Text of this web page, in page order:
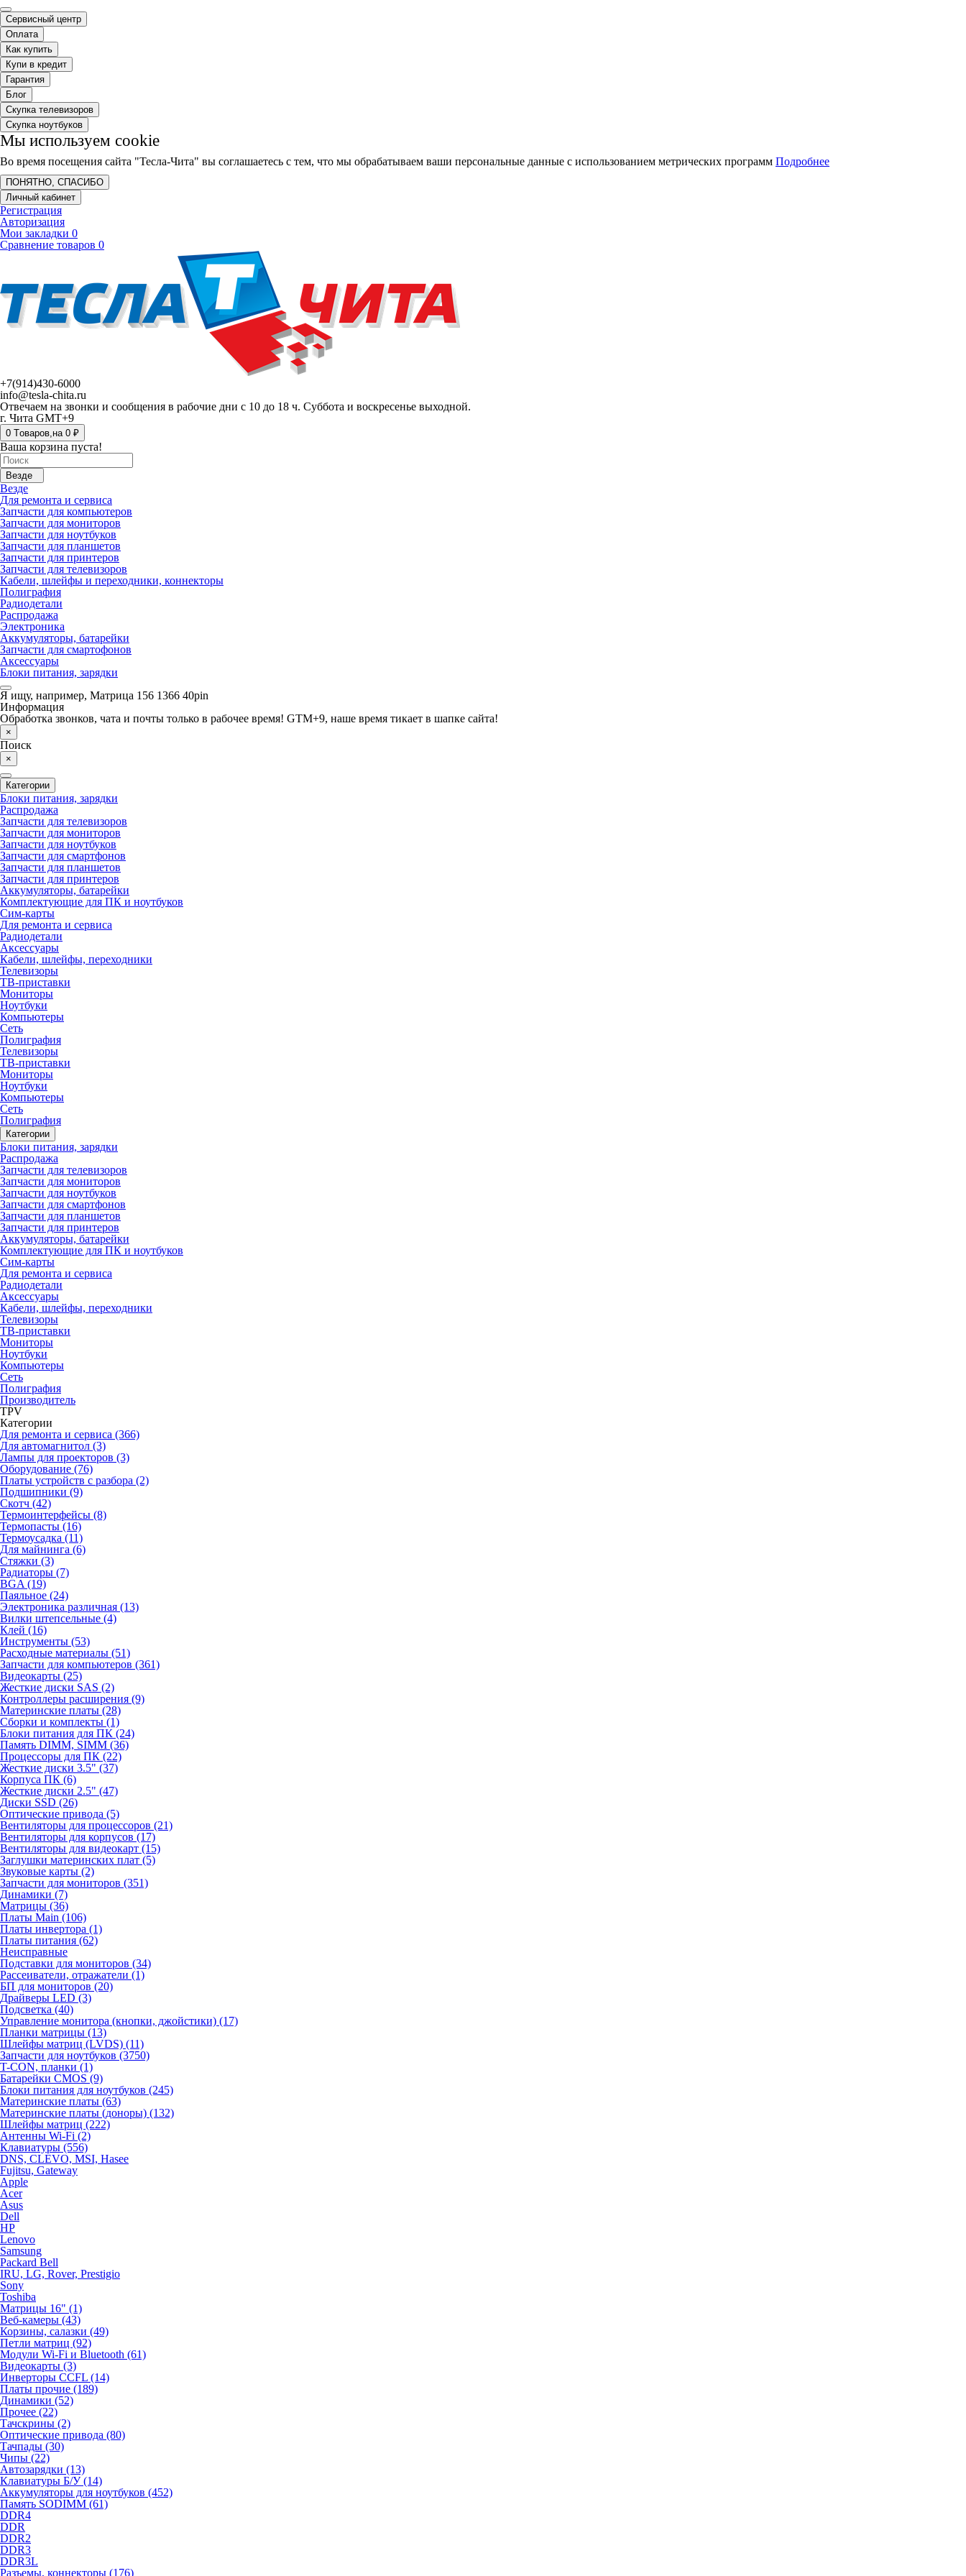
Сервисный центр
Оплата
Как купить
Купи в кредит
Гарантия
Блог
Скупка телевизоров
Скупка ноутбуков
Мы используем cookie
Во время посещения сайта "Тесла-Чита" вы соглашаетесь с тем, что мы обрабатываем ваши персональные данные с использованием метрических программ Подробнее
ПОНЯТНО, СПАСИБО
Личный кабинет
Регистрация
Авторизация
Мои закладки 0
Сравнение товаров 0
+7(914)430-6000
info@tesla-chita.ru
Отвечаем на звонки и сообщения в рабочие дни с 10 до 18 ч. Суббота и воскресенье выходной.
г. Чита GMT+9
0 Tоваров,на 0 ₽
Ваша корзина пуста!
Везде
Везде
Для ремонта и сервиса
Запчасти для компьютеров
Запчасти для мониторов
Запчасти для ноутбуков
Запчасти для планшетов
Запчасти для принтеров
Запчасти для телевизоров
Кабели, шлейфы и переходники, коннекторы
Полиграфия
Радиодетали
Распродажа
Электроника
Аккумуляторы, батарейки
Запчасти для смартофонов
Аксессуары
Блоки питания, зарядки
Я ищу, например, Матрица 156 1366 40pin
Информация
Обработка звонков, чата и почты только в рабочее время! GTM+9, наше время тикает в шапке сайта!
×
Поиск
×
Категории
Блоки питания, зарядки
Распродажа
Запчасти для телевизоров
Запчасти для мониторов
Запчасти для ноутбуков
Запчасти для смартфонов
Запчасти для планшетов
Запчасти для принтеров
Аккумуляторы, батарейки
Комплектующие для ПК и ноутбуков
Сим-карты
Для ремонта и сервиса
Радиодетали
Аксессуары
Кабели, шлейфы, переходники
Телевизоры
ТВ-приставки
Мониторы
Ноутбуки
Компьютеры
Сеть
Полиграфия
Телевизоры
ТВ-приставки
Мониторы
Ноутбуки
Компьютеры
Сеть
Полиграфия
Категории
Блоки питания, зарядки
Распродажа
Запчасти для телевизоров
Запчасти для мониторов
Запчасти для ноутбуков
Запчасти для смартфонов
Запчасти для планшетов
Запчасти для принтеров
Аккумуляторы, батарейки
Комплектующие для ПК и ноутбуков
Сим-карты
Для ремонта и сервиса
Радиодетали
Аксессуары
Кабели, шлейфы, переходники
Телевизоры
ТВ-приставки
Мониторы
Ноутбуки
Компьютеры
Сеть
Полиграфия
Производитель
TPV
Категории
Для ремонта и сервиса (366)
Для автомагнитол (3)
Лампы для проекторов (3)
Оборудование (76)
Платы устройств с разбора (2)
Подшипники (9)
Скотч (42)
Термоинтерфейсы (8)
Термопасты (16)
Термоусадка (11)
Для майнинга (6)
Стяжки (3)
Радиаторы (7)
BGA (19)
Паяльное (24)
Электроника различная (13)
Вилки штепсельные (4)
Клей (16)
Инструменты (53)
Расходные материалы (51)
Запчасти для компьютеров (361)
Видеокарты (25)
Жесткие диски SAS (2)
Контроллеры расширения (9)
Материнские платы (28)
Сборки и комплекты (1)
Блоки питания для ПК (24)
Память DIMM, SIMM (36)
Процессоры для ПК (22)
Жесткие диски 3.5" (37)
Корпуса ПК (6)
Жесткие диски 2.5" (47)
Диски SSD (26)
Оптические привода (5)
Вентиляторы для процессоров (21)
Вентиляторы для корпусов (17)
Вентиляторы для видеокарт (15)
Заглушки материнских плат (5)
Звуковые карты (2)
Запчасти для мониторов (351)
Динамики (7)
Матрицы (36)
Платы Main (106)
Платы инвертора (1)
Платы питания (62)
Неисправные
Подставки для мониторов (34)
Рассеиватели, отражатели (1)
БП для мониторов (20)
Драйверы LED (3)
Подсветка (40)
Управление монитора (кнопки, джойстики) (17)
Планки матрицы (13)
Шлейфы матриц (LVDS) (11)
Запчасти для ноутбуков (3750)
T-CON, планки (1)
Батарейки CMOS (9)
Блоки питания для ноутбуков (245)
Материнские платы (63)
Материнские платы (доноры) (132)
Шлейфы матриц (222)
Антенны Wi-Fi (2)
Клавиатуры (556)
DNS, CLEVO, MSI, Hasee
Fujitsu, Gateway
Apple
Acer
Asus
Dell
HP
Lenovo
Samsung
Packard Bell
IRU, LG, Rover, Prestigio
Sony
Toshiba
Матрицы 16" (1)
Веб-камеры (43)
Корзины, салазки (49)
Петли матриц (92)
Модули Wi-Fi и Bluetooth (61)
Видеокарты (3)
Инверторы CCFL (14)
Платы прочие (189)
Динамики (52)
Прочее (22)
Тачскрины (2)
Оптические привода (80)
Тачпады (30)
Чипы (22)
Автозарядки (13)
Клавиатуры Б/У (14)
Аккумуляторы для ноутбуков (452)
Память SODIMM (61)
DDR4
DDR
DDR2
DDR3
DDR3L
Разъемы, коннекторы (176)